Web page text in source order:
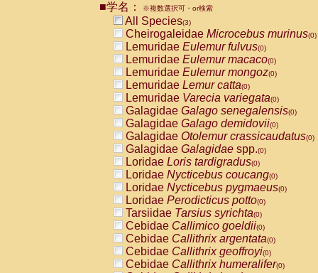
CebidaeCebus nigrivittatus
CebidaeCebus
CebidaeSaimiri boliviensis(0)
CebidaeSaimiri sciureus(0)
AtelidaeAlouatta caraya(0)
AtelidaeAlouatta fusca(0)
AtelidaeAlouatta seniculus
AtelidaeAlouattaspp.(0)
AtelidaeAteles belzebuth(0)
AtelidaeAteles geoffroyi(0)
AtelidaeAteles paniscus(0)
AtelidaeAtelesspp.(0)
Atelidae Lagothrix lagothricha
AtelidaeLagothrix lagothricha cana
PitheciidaeCacajao calvus
PitheciidaeCallicebus cupreus
PitheciidaeCallicebus donacophilus
PitheciidaeCallicebus moloch
PitheciidaeCallicebus torquatus
PitheciidaeCallicebusspp.(0)
PitheciidaeChiropotes satanas(0)
■学名： ※複数選択可・or検索
All Species(3)
Cheirogaleidae Microcebus murinus(0)
Lemuridae Eulemur fulvus(0)
Lemuridae Eulemur macaco(0)
Lemuridae Eulemur mongoz(0)
Lemuridae Lemur catta(0)
Lemuridae Varecia variegata(0)
Galagidae Galago senegalensis(0)
Galagidae Galago demidovii(0)
Galagidae Otolemur crassicaudatus(0)
Galagidae Galagidae spp.(0)
Loridae Loris tardigradus(0)
Loridae Nycticebus coucang(0)
Loridae Nycticebus pygmaeus(0)
Loridae Perodicticus potto(0)
Tarsiidae Tarsius syrichta(0)
Cebidae Callimico goeldii(0)
Cebidae Callithrix argentata(0)
Cebidae Callithrix geoffroyi(0)
Cebidae Callithrix humeralifer(0)